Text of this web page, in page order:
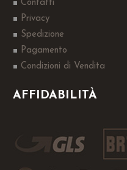
Contatti
Privacy
Spedizione
Pagamento
Condizioni di Vendita
AFFIDABILITÀ